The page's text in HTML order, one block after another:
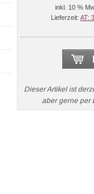
inkl. 10 %
Lieferzeit: AT:
Dieser Artikel ist
aber gerne per